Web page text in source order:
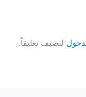
لتضيف تعليقاً.